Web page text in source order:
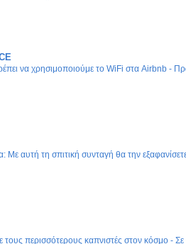
να χρησιμοποιούμε το WiFi στα Airbnb -
Με αυτή τη σπιτική συνταγή θα την
τους περισσότερους καπνιστές στον κόσμο -